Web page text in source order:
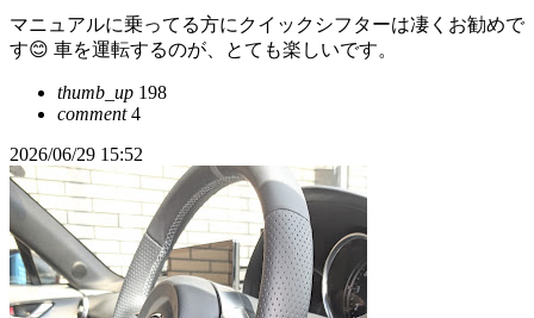
マニュアルに乗ってる方にクイックシフターは凄くお勧めで
す😊 車を運転するのが、とても楽しいです。
thumb_up 198
comment4
2026/06/29 15:52